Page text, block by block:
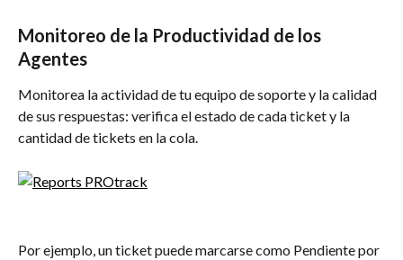
Monitoreo de la Productividad de los
Agentes
Monitorea la actividad de tu equipo de soporte y la calidad
de sus respuestas: verifica el estado de cada ticket y la
cantidad de tickets en la cola.
Por ejemplo, un ticket puede marcarse como Pendiente por